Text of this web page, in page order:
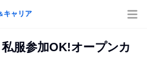
キャリア
服参加OK!オープンカ